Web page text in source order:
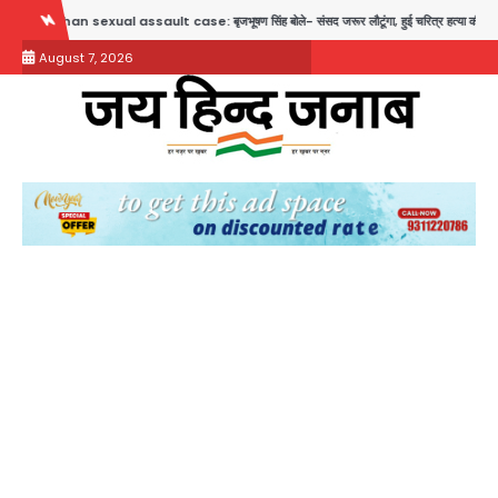
content
assault case: बृजभूषण सिंह बोले- संसद जरूर लौटूंगा, हुई चरित्र हत्या की कोशिश, प्रियंका गांधी को
August 7, 2026